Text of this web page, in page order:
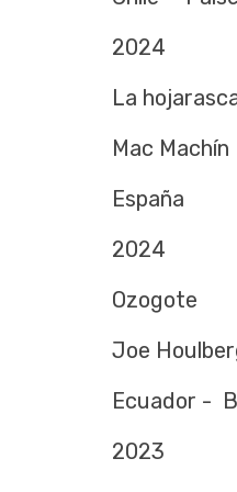
2024
La
Mac Machín
España
2024
Ozogote
Joe
Ecuador -
2023